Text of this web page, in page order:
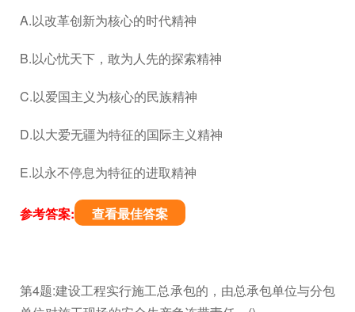
A.以改革创新为核心的时代精神
B.以心忧天下，敢为人先的探索精神
C.以爱国主义为核心的民族精神
D.以大爱无疆为特征的国际主义精神
E.以永不停息为特征的进取精神
参考答案: 查看最佳答案
第4题:建设工程实行施工总承包的，由总承包单位与分包